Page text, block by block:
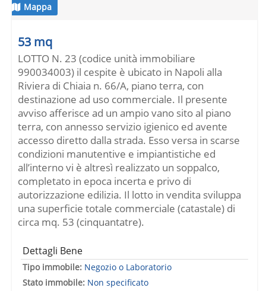
Mappa
53 mq
LOTTO N. 23 (codice unità immobiliare
990034003) il cespite è ubicato in Napoli alla
Riviera di Chiaia n. 66/A, piano terra, con
destinazione ad uso commerciale. Il presente
avviso afferisce ad un ampio vano sito al piano
terra, con annesso servizio igienico ed avente
accesso diretto dalla strada. Esso versa in scarse
condizioni manutentive e impiantistiche ed
all’interno vi è altresì realizzato un soppalco,
completato in epoca incerta e privo di
autorizzazione edilizia. Il lotto in vendita sviluppa
una superficie totale commerciale (catastale) di
circa mq. 53 (cinquantatre).
Dettagli Bene
Tipo immobile: Negozio o Laboratorio
Stato immobile: Non specificato